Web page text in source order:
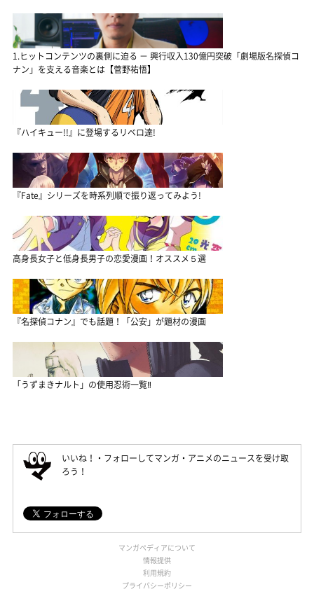
1.ヒットコンテンツの裏側に迫る － 興行収入130億円突破「劇場版名探偵コ
ナン」を支える音楽とは【菅野祐悟】
『ハイキュー!!』に登場するリベロ達!
『Fate』シリーズを時系列順で振り返ってみよう!
高身長女子と低身長男子の恋愛漫画！オススメ５選
『名探偵コナン』でも話題！「公安」が題材の漫画
「うずまきナルト」の使用忍術一覧‼
いいね！・フォローしてマンガ・アニメのニュースを受け取
ろう！
マンガペディアについて
情報提供
利用規約
プライバシーポリシー